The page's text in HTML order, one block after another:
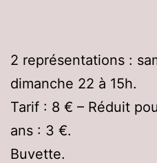
2 représentations :
dimanche 22 à 15h.
Tarif : 8 € – Réduit
ans : 3 €.
Buvette.